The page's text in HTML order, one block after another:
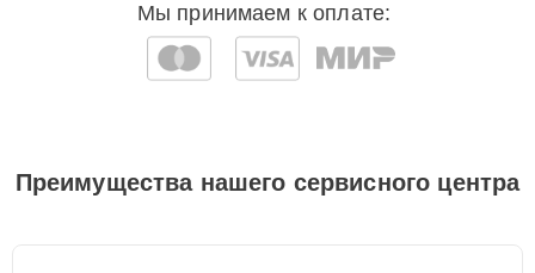
Мы принимаем к оплате:
Преимущества нашего сервисного центра